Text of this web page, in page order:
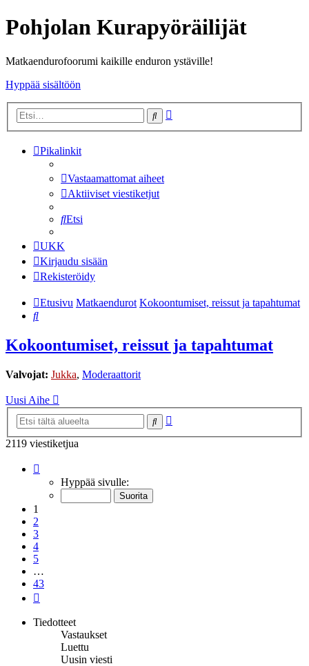
Pohjolan Kurapyöräilijät
Matkaendurofoorumi kaikille enduron ystäville!
Hyppää sisältöön
Etsi
Pikalinkit
Vastaamattomat aiheet
Aktiiviset viestiketjut
Etsi
UKK
Kirjaudu sisään
Rekisteröidy
Etusivu Matkaendurot Kokoontumiset, reissut ja tapahtumat
Etsi
Kokoontumiset, reissut ja tapahtumat
Valvojat: Jukka, Moderaattorit
Uusi Aihe
Etsi
2119 viestiketjua
43 Hyppää sivulle:
1
2
3
4
5
…
43
Tiedotteet
Vastaukset
Luettu
Uusin viesti